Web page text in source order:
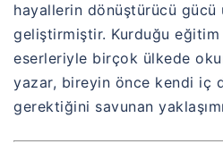
hayallerin dönüştürücü
geliştirmiştir. Kurduğu eğitim
eserleriyle birçok ülkede
yazar, bireyin önce kendi iç
gerektiğini savunan